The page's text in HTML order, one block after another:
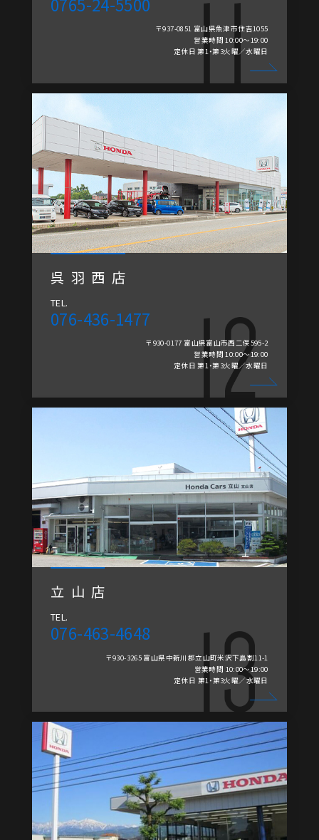
〒937-0851 富山県魚津市住吉1055
営業時間 10:00～19:00
定休日 第1・第3火曜／水曜日
呉羽西店
TEL.
076-436-1477
〒930-0177 富山県富山市西二俣595-2
営業時間 10:00～19:00
定休日 第1・第3火曜／水曜日
立山店
TEL.
076-463-4648
〒930-3265 富山県中新川郡立山町米沢下島割11-1
営業時間 10:00～19:00
定休日 第1・第3火曜／水曜日